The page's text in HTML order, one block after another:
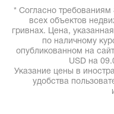
* Согласно
всех объектов
гривнах. Цена,
по наличному
опубликованном на
USD на
Указание цены в
удобства